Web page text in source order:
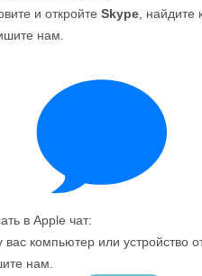
и откройтеSkype , найдите
нам.
в Apple чат:
вас компьютер или устройство
нам.